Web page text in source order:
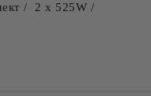
/ 2 x 525W /